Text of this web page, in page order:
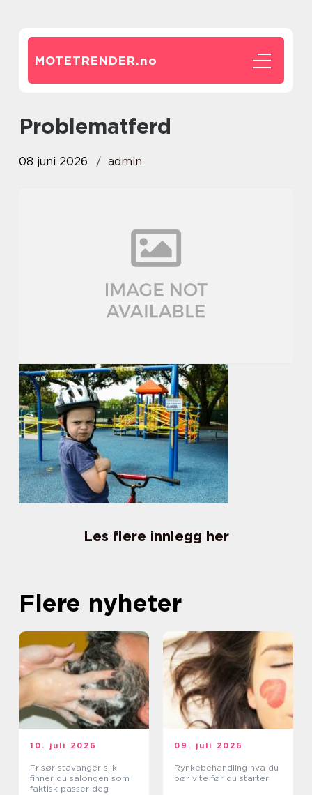
MOTETRENDER.no
problematferd
08 juni 2026 admin
Les flere innlegg her
Flere nyheter
10. juli 2026
Frisør stavanger slik
finner du salongen som
faktisk passer deg
09. juli 2026
Rynkebehandling hva du
bør vite før du starter